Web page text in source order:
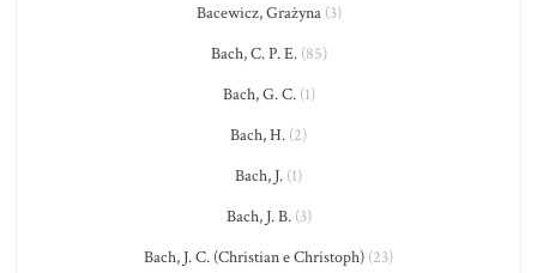
Bacewicz, Grażyna(3)
Bach, C. P. E.(85)
Bach, G. C.(1)
Bach, H. (2)
Bach, J. (1)
Bach, J. B.(3)
Bach, J. C. (Christian e Christoph) (23)